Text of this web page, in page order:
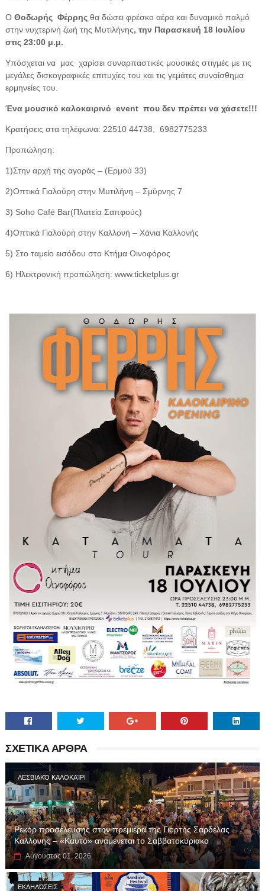
Ο Θοδωρής Φέρρης θα δώσει φρέσκο αέρα και δυναμικό παλμό
στην νυχτερινή ζωή της Μυτιλήνης, την Παρασκευή 18 Ιουλίου
στις 23:00 μ.μ.
Υπόσχεται να μας χαρίσει συναρπαστικές μουσικές στιγμές με τις
μεγάλες δισκογραφικές επιτυχίες του και τις γεμάτες συναίσθημα
ερμηνείες του.
Ένα μουσικό καλοκαιρινό event που δεν πρέπει να χάσετε!!!
Κρατήσεις στα τηλέφωνα: 22510 44738, 6982775233
Προπώληση:
1)Στην αρχή της αγοράς – (Ερμού 33)
2)Οπτικά Γιαλούρη στην Μυτιλήνη – Σμύρνης 7
3) Soho Café Bar(Πλατεία Σαπφούς)
4)Οπτικά Γιαλούρη στην Καλλονή – Χάνια Καλλονής
5) Στο ταμείο εισόδου στο Κτήμα Οινοφόρος
6) Ηλεκτρονική προπώληση: www.ticketplus.gr
ΣΧΕΤΙΚΑ ΑΡΘΡΑ
ΛΕΣΒΙΑΚΌ ΚΑΛΟΚΑΊΡΙ
Ρεκόρ προσέλευσης στην πρεμιέρα της Γιορτής Σαρδέλας
Καλλονής – «Καυτό» αναμένεται το Σαββατοκύριακο
Αύγουστος 01, 2026
ΕΚΔΗΛΏΣΕΙΣ